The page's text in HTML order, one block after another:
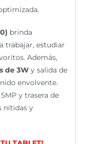
brinda
trabajar, estudiar
Además,
de 3Wy salida de
envolvente.
y trasera de
nítidas y